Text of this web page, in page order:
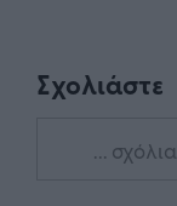
Σχολιάστε
... σχόλια